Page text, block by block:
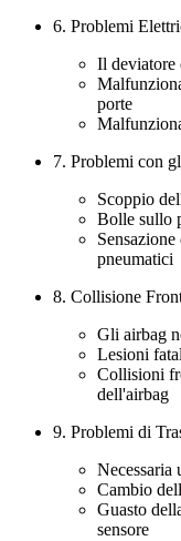
6. Problemi
Il deviatore
porte
7. Problemi con
Scoppio
Bolle sullo
pneumatici
8. Collisione
Gli airbag
Lesioni
Collisioni
dell'airbag
9. Problemi di
Necessaria
Cambio
Guasto
sensore